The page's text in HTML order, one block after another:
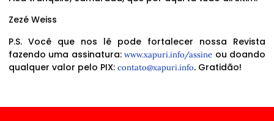
Zezé Weiss
P.S. Você que nos lê pode fortalecer nossa Revista
fazendo uma assinatura:www.xapuri.info/assine ou doando
qualquer valor pelo PIX: contato@xapuri.info. Gratidão!